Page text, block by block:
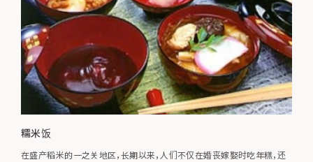
糯米饭
在盛产稻米的一之关地区，长期以来，人们不仅在婚丧嫁娶时吃年糕，还